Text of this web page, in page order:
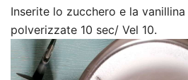
Inserite lo zucchero e la
polverizzate 10 sec/ Vel 10.